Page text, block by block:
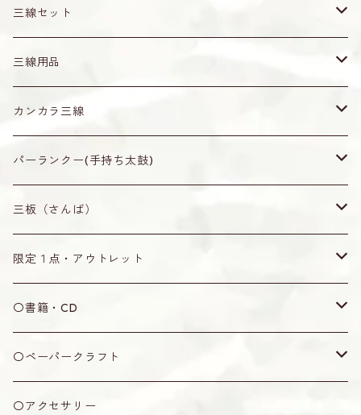
三線セット
真壁型（通常サイズ）
小さめサイズ
三線用品
爪（バチ）・ピック
水牛角製（黒）
オランダ牛角製（茶・赤牛）
ティーガ
ティーガ
ティーガ用紐
ティーガ留め
水牛角製
七宝焼製
ウマ
黒木製
竹製
弦
2号
1.5号
カラクイ
黒木
ケース・袋
カンカラ三線
無地
なんじぃ
パーランクー(手持ち太鼓)
無地
なんじぃ
三板（さんば）
無地
なんじぃ
限定１点・アウトレット
限定１点
アウトレット
〇書籍・CD
書籍
CD
〇ペーパークラフト
ミニシーサー
〇アクセサリー